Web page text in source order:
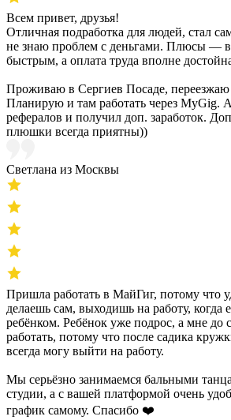
Всем привет, друзья!
Отличная подработка для людей, стал
не знаю проблем с деньгами. Плюсы —
быстрым, а оплата труда вполне
Проживаю в Сергиев Посаде,
Планирую и там работать через MyGig.
рефералов и получил доп. заработок.
плюшки всегда приятны))
Светлана из Москвы
Пришла работать в МайГиг, потому что
делаешь сам, выходишь на работу, когда
ребёнком. Ребёнок уже подрос, а мне до
работать, потому что после садика
всегда могу выйти на работу.
Мы серьёзно занимаемся бальными
студии, а с вашей платформой очень
график самому. Спасибо ❤️